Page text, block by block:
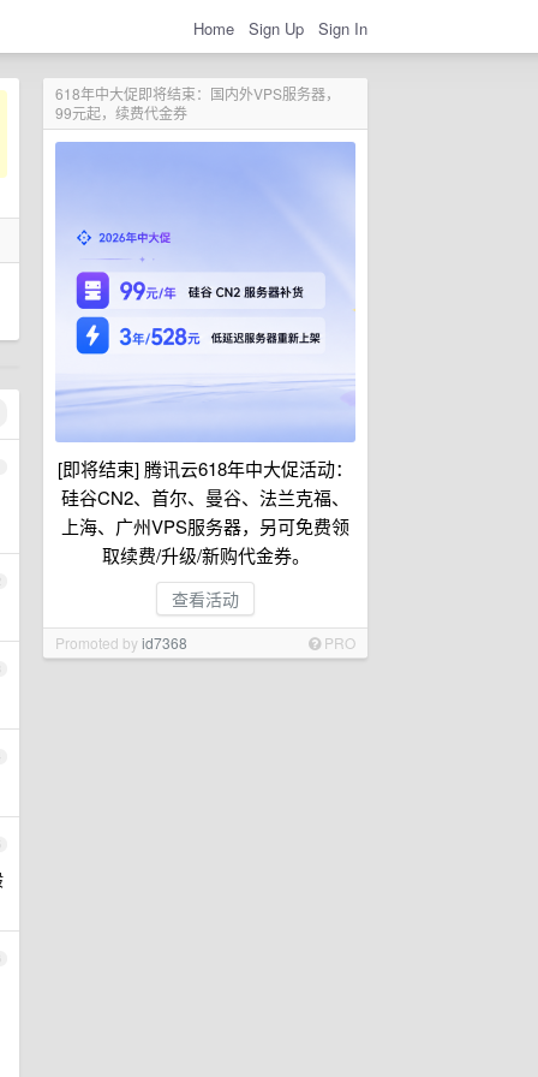
Home Sign Up Sign In
618年中大促即将结束：国内外VPS服务器，
99元起，续费代金券
[即将结束] 腾讯云618年中大促活动：
硅谷CN2、首尔、曼谷、法兰克福、
上海、广州VPS服务器，另可免费领
取续费/升级/新购代金券。
查看活动
Promoted byid7368 PRO